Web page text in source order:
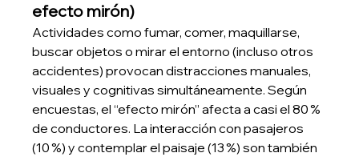
efecto mirón)
Actividades como fumar, comer, maquillarse,
buscar objetos o mirar el entorno (incluso otros
accidentes) provocan distracciones manuales,
visuales y cognitivas simultáneamente. Según
encuestas, el “efecto mirón” afecta a casi el 80 %
de conductores. La interacción con pasajeros
(10 %) y contemplar el paisaje (13 %) son también